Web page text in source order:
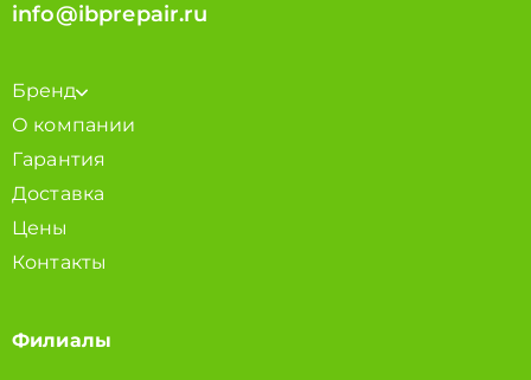
info@ibprepair.ru
Бренд
О компании
Гарантия
Доставка
Цены
Контакты
Филиалы